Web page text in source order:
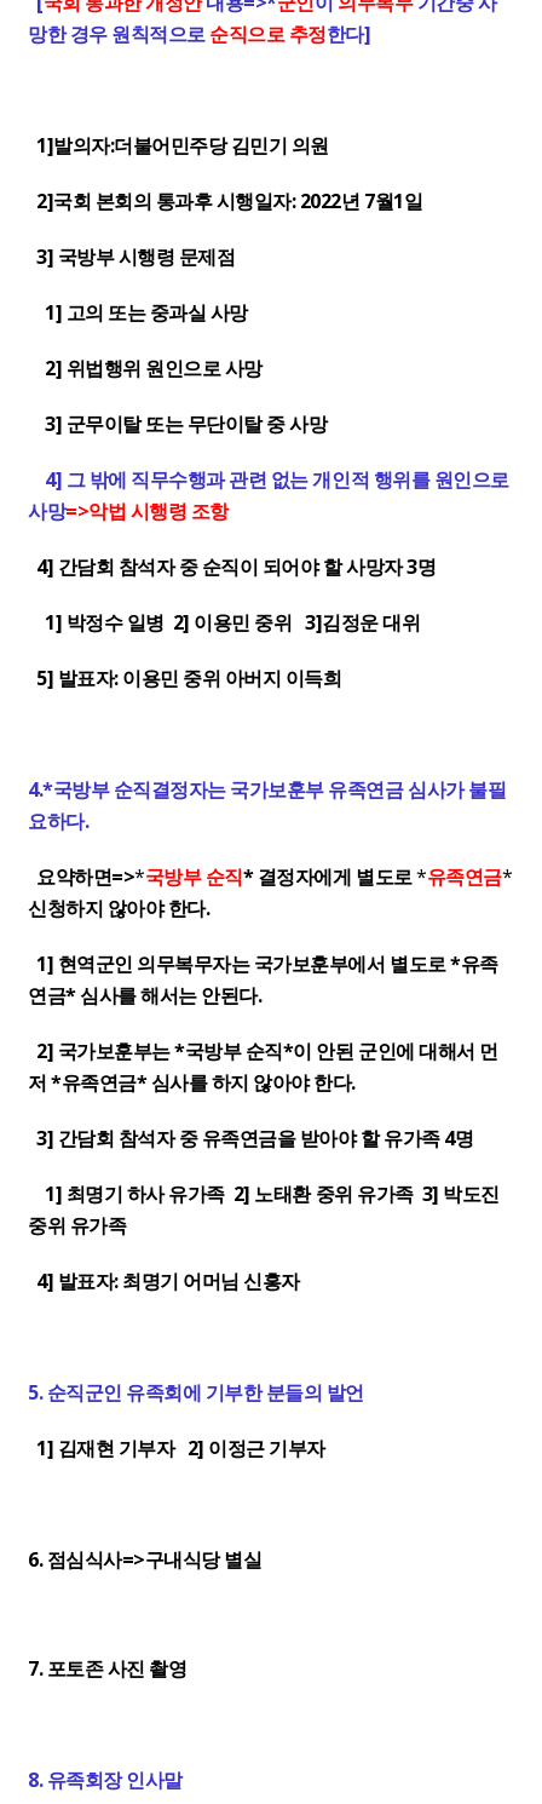
망한 경우 원칙적으로순직으로 추정한다]
1]발의자:더불어민주당 김민기 의원
2]국회 본회의 통과후 시행일자: 2022년 7월1일
3] 국방부 시행령 문제점
1] 고의 또는 중과실 사망
2] 위법행위 원인으로 사망
3] 군무이탈 또는 무단이탈 중 사망
4] 그 밖에 직무수행과 관련 없는 개인적 행위를 원인으로
사망=>악법 시행령 조항
4] 간담회 참석자 중 순직이 되어야 할 사망자 3명
1] 박정수 일병 2] 이용민 중위 3]김정운 대위
5] 발표자: 이용민 중위 아버지 이득희
4.*국방부 순직결정자는 국가보훈부 유족연금 심사가 불필
요하다.
요약하면=>*국방부 순직* 결정자에게 별도로*유족연금*
신청하지 않아야 한다.
1] 현역군인 의무복무자는 국가보훈부에서 별도로 *유족
연금* 심사를 해서는 안된다.
2] 국가보훈부는 *국방부 순직*이 안된 군인에 대해서 먼
저 *유족연금* 심사를 하지 않아야 한다.
3] 간담회 참석자 중 유족연금을 받아야 할 유가족 4명
1] 최명기 하사 유가족 2] 노태환 중위 유가족 3] 박도진
중위 유가족
4] 발표자: 최명기 어머님 신홍자
5. 순직군인 유족회에 기부한 분들의 발언
1] 김재현 기부자 2] 이정근 기부자
6. 점심식사=>구내식당 별실
7. 포토존 사진 촬영
8. 유족회장 인사말